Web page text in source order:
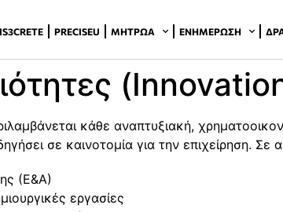
PRECISEU ΜΗΤΡΏΑ ΕΝΗΜΈΡΩΣΗ
κάθε αναπτυξιακή,
σε καινοτομία για την επιχείρηση. Σε
(Ε&Α)
εργασίες